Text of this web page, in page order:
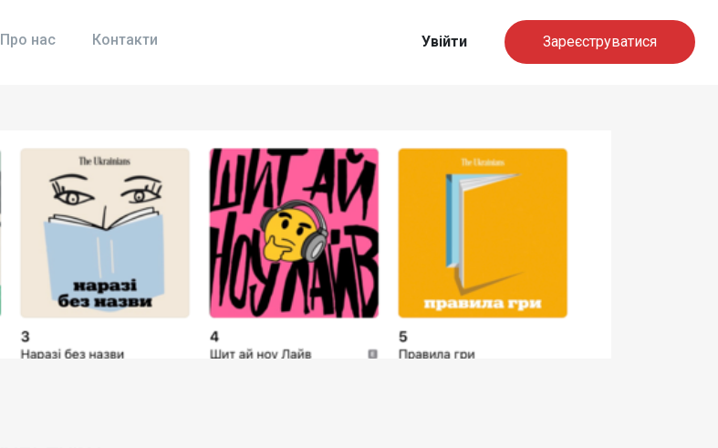
Про нас Контакти Увійти Зареєструватися